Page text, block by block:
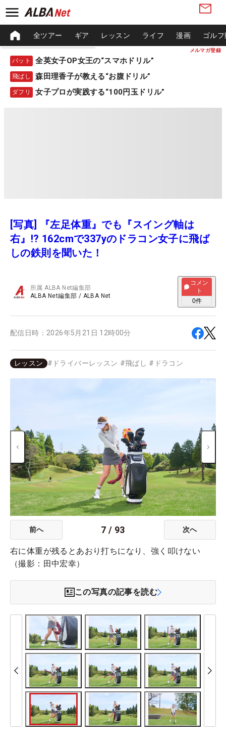
メルマガ登録
全ツアー ギア レッスン ライフ 漫画 ゴル
パット 全英女子OP女王の“スマホドリル”
飛ばし 森田理香子が教える“お腹ドリル”
ダフリ 女子プロが実践する“100円玉ドリル”
[写真] 『左足体重』でも『スイング軸は
右』!? 162cmで337yのドラコン女子に飛ば
しの鉄則を聞いた！
所属ALBA Net編集部
ALBA Net編集部 / ALBA Net
コメン
ト
0件
配信日時： 2026年5月21日 12時00分
レッスン # ドライバーレッスン #飛ばし # ドラコン
前へ 7 / 93 次へ
右に体重が残るとあおり打ちになり、強く叩けない
（撮影：田中宏幸）
この写真の記事を読む